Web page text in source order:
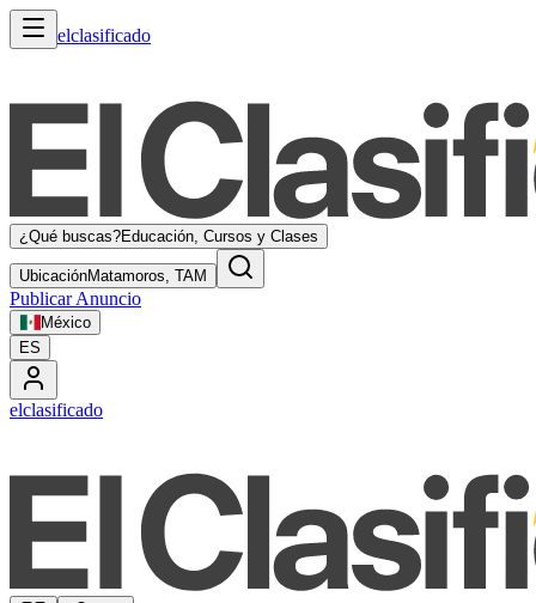
elclasificado
¿Qué buscas?Educación, Cursos y Clases
UbicaciónMatamoros, TAM
Publicar Anuncio
México
ES
elclasificado